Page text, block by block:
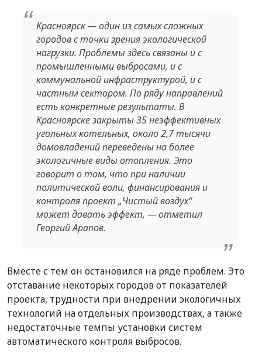
Красноярск — один из самых сложных
городов с точки зрения экологической
нагрузки. Проблемы здесь связаны и с
промышленными выбросами, и с
коммунальной инфраструктурой, и с
частным сектором. По ряду направлений
есть конкретные результаты. В
Красноярске закрыты 35 неэффективных
угольных котельных, около 2,7 тысячи
домовладений переведены на более
экологичные виды отопления. Это
говорит о том, что при наличии
политической воли, финансирования и
контроля проект „Чистый воздух“
может давать эффект, — отметил
Георгий Арапов.
Вместе с тем он остановился на ряде проблем. Это
отставание некоторых городов от показателей
проекта, трудности при внедрении экологичных
технологий на отдельных производствах, а также
недостаточные темпы установки систем
автоматического контроля выбросов.